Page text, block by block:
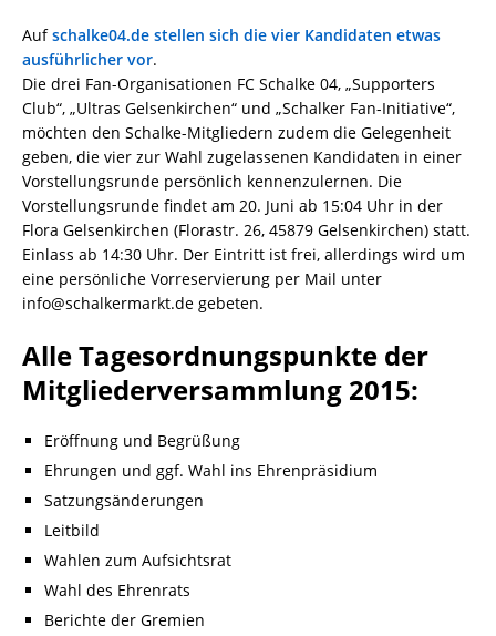
Aufschalke04.de stellen sich die vier Kandidaten etwas
ausführlicher vor.
Die drei Fan-Organisationen FC Schalke 04, „Supporters
Club“, „Ultras Gelsenkirchen“ und „Schalker Fan-Initiative“,
möchten den Schalke-Mitgliedern zudem die Gelegenheit
geben, die vier zur Wahl zugelassenen Kandidaten in einer
Vorstellungsrunde persönlich kennenzulernen. Die
Vorstellungsrunde findet am 20. Juni ab 15:04 Uhr in der
Flora Gelsenkirchen (Florastr. 26, 45879 Gelsenkirchen) statt.
Einlass ab 14:30 Uhr. Der Eintritt ist frei, allerdings wird um
eine persönliche Vorreservierung per Mail unter
info@schalkermarkt.de gebeten.
Alle Tagesordnungspunkte der
Mitgliederversammlung 2015:
Eröffnung und Begrüßung
Ehrungen und ggf. Wahl ins Ehrenpräsidium
Satzungsänderungen
Leitbild
Wahlen zum Aufsichtsrat
Wahl des Ehrenrats
Berichte der Gremien